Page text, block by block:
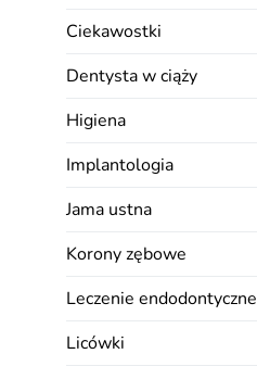
Ciekawostki
Dentysta w ciąży
Higiena
Implantologia
Jama ustna
Korony zębowe
Leczenie endodontyczne
Licówki